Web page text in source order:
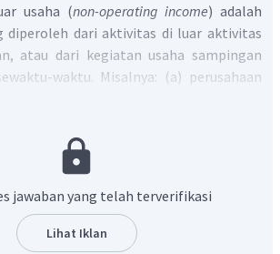
usaha (non‑operating income) adalah
diperoleh dari aktivitas di luar aktivitas
atau dari kegiatan usaha sampingan
Misalnya: (a) perusahaan
gedung kantornya. Sewa yang
tersebut merupakan penghasilan
jawaban yang telah terverifikasi
Lihat Iklan